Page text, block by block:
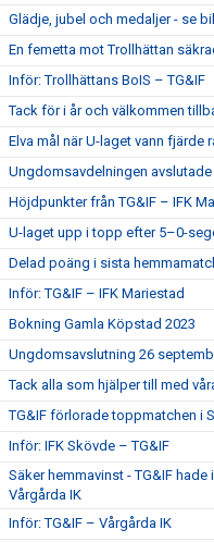
Glädje, jubel och medaljer - se
En femetta mot Trollhättan
Inför: Trollhättans BoIS – TG&IF
Tack för i år och välkommen
Elva mål när U-laget vann fjärde
Ungdomsavdelningen
Höjdpunkter från TG&IF – IFK
U-laget upp i topp efter 5–0-
Delad poäng i sista
Inför: TG&IF – IFK Mariestad
Bokning Gamla Köpstad 2023
Ungdomsavslutning 26
Tack alla som hjälper till med
TG&IF förlorade toppmatchen i
Inför: IFK Skövde – TG&IF
Säker hemmavinst - TG&IF
Vårgårda IK
Inför: TG&IF – Vårgårda IK